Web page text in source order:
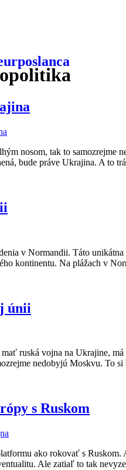
nosom, tak to
bude práve Ukrajina. A to
v Normandii. Táto
kontinentu. Na plážach v
únii
ruská vojna na Ukrajine,
nedobyjú Moskvu. To
s Ruskom
ako rokovať s
Ale zatiaľ to tak